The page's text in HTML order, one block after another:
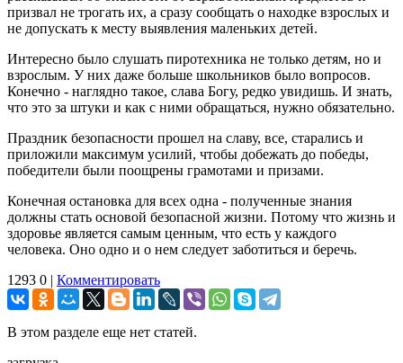
призвал не трогать их, а сразу сообщать о находке взрослых и
не допускать к месту выявления маленьких детей.
Интересно было слушать пиротехника не только детям, но и
взрослым. У них даже больше школьников было вопросов.
Конечно - наглядно такое, слава Богу, редко увидишь. И знать,
что это за штуки и как с ними обращаться, нужно обязательно.
Праздник безопасности прошел на славу, все, старались и
приложили максимум усилий, чтобы добежать до победы,
победители были поощрены грамотами и призами.
Конечная остановка для всех одна - полученные знания
должны стать основой безопасной жизни. Потому что жизнь и
здоровье является самым ценным, что есть у каждого
человека. Оно одно и о нем следует заботиться и беречь.
1293 0 | Комментировать
В этом разделе еще нет статей.